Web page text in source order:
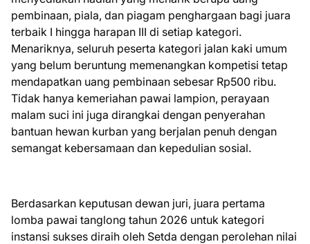
pembinaan, piala, dan piagam penghargaan bagi juara
terbaik I hingga harapan III di setiap kategori.
Menariknya, seluruh peserta kategori jalan kaki umum
yang belum beruntung memenangkan kompetisi tetap
mendapatkan uang pembinaan sebesar Rp500 ribu.
Tidak hanya kemeriahan pawai lampion, perayaan
malam suci ini juga dirangkai dengan penyerahan
bantuan hewan kurban yang berjalan penuh dengan
semangat kebersamaan dan kepedulian sosial.
Berdasarkan keputusan dewan juri, juara pertama
lomba pawai tanglong tahun 2026 untuk kategori
instansi sukses diraih oleh Setda dengan perolehan nilai